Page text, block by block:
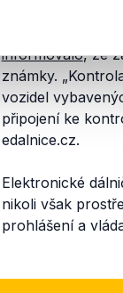
bezhotovostním
informovalo, že
známky. „
vozidel
připojení ke
edalnice.cz.
Elektronické
nikoli však
prohlášení a